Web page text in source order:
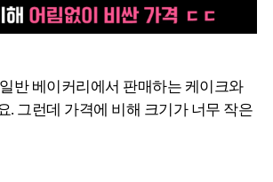
반 베이커리에서 판매하는 케이크와
. 그런데 가격에 비해 크기가 너무 작은